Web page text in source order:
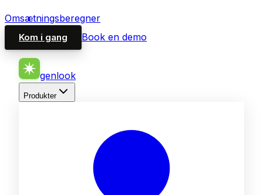
Omsætningsberegner
Kom i gang Book en demo
genlook
Produkter